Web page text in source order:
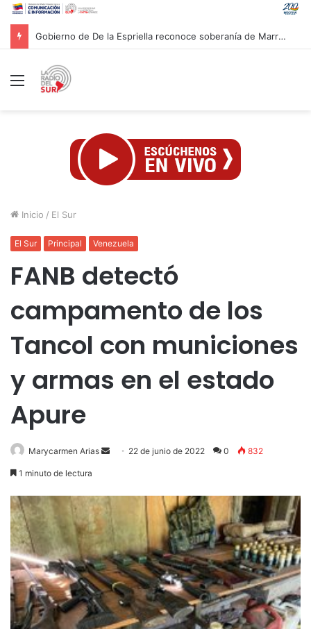
Presidenta Rodríguez evaluó con equipo económico ejecución de financiamientos para atender afectaciones post-sismos
Menú
Inicio / El Sur
El Sur Principal Venezuela
FANB detectó
campamento de los
Tancol con municiones
y armas en el estado
Apure
Marycarmen Arias
Send 22 de junio de 2022 0 832
1 minuto de lectura